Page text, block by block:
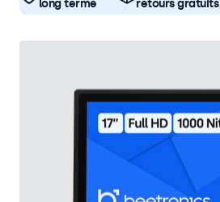
long terme
retours gratuits